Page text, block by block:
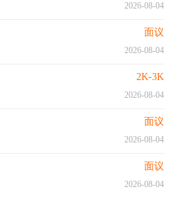
2026-08-04
面议
2026-08-04
2K-3K
2026-08-04
面议
2026-08-04
面议
2026-08-04